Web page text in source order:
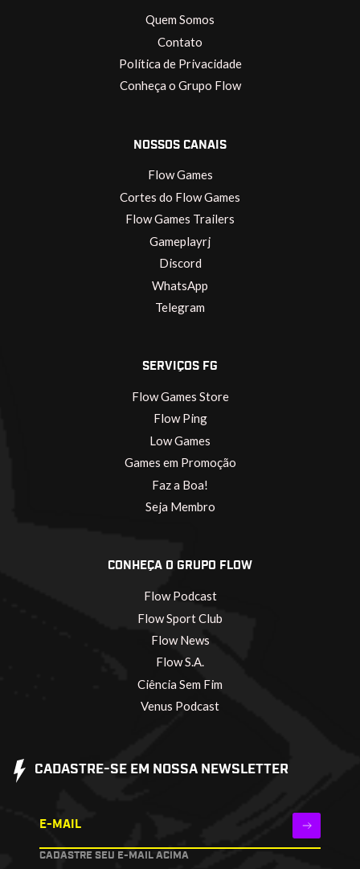
Quem Somos
Contato
Política de Privacidade
Conheça o Grupo Flow
NOSSOS CANAIS
Flow Games
Cortes do Flow Games
Flow Games Trailers
Gameplayrj
Discord
WhatsApp
Telegram
SERVIÇOS FG
Flow Games Store
Flow Ping
Low Games
Games em Promoção
Faz a Boa!
Seja Membro
CONHEÇA O GRUPO FLOW
Flow Podcast
Flow Sport Club
Flow News
Flow S.A.
Ciência Sem Fim
Venus Podcast
CADASTRE-SE EM NOSSA NEWSLETTER
E-MAIL
CADASTRE SEU E-MAIL ACIMA